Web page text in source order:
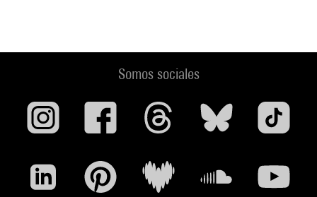
Somos sociales